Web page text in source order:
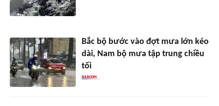
Bắc bộ bước vào đợt mưa lớn kéo
dài, Nam bộ mưa tập trung chiều
tối